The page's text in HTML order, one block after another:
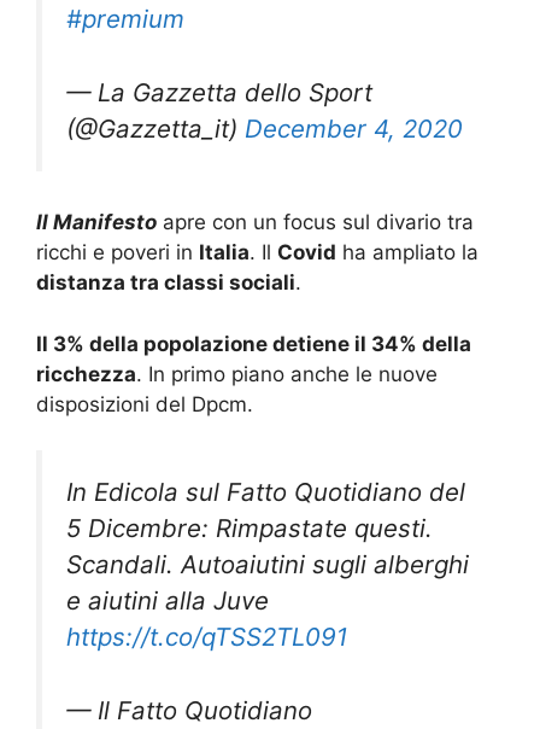
#premium
— La Gazzetta dello Sport
(@Gazzetta_it) December 4, 2020
Il Manifesto apre con un focus sul divario tra
ricchi e poveri in Italia. Il Covid ha ampliato la
distanza tra classi sociali.
Il 3% della popolazione detiene il 34% della
ricchezza. In primo piano anche le nuove
disposizioni del Dpcm.
In Edicola sul Fatto Quotidiano del
5 Dicembre: Rimpastate questi.
Scandali. Autoaiutini sugli alberghi
e aiutini alla Juve
https://t.co/qTSS2TL091
— Il Fatto Quotidiano